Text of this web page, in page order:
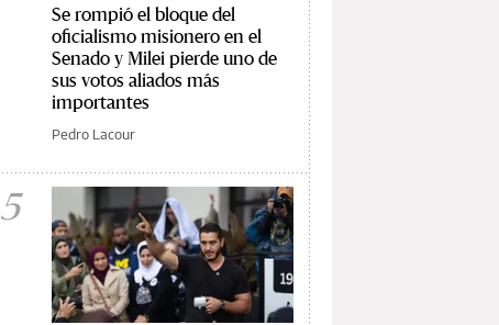
Se rompió el bloque del
oficialismo misionero en el
Senado y Milei pierde uno de
sus votos aliados más
importantes
Pedro Lacour
5